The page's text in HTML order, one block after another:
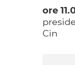
ore
Cin